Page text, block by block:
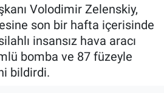
Volodimir Zelenskiy,
son bir hafta içerisinde
insansız hava aracı
bomba ve 87 füzeyle
bildirdi.